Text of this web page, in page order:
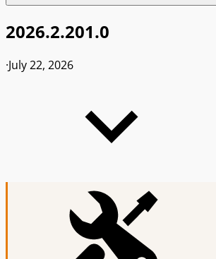
2026.2.201.0
·July 22, 2026